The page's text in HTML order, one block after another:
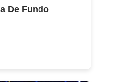
De Fundo